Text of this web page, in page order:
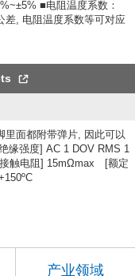
■电阻温度系数：
差, 电阻温度系数等可对应
里面都附带弹片, 因此可以
缘强度] AC 1 DOV RMS 1
触电阻] 15mΩmax [额定
产业领域